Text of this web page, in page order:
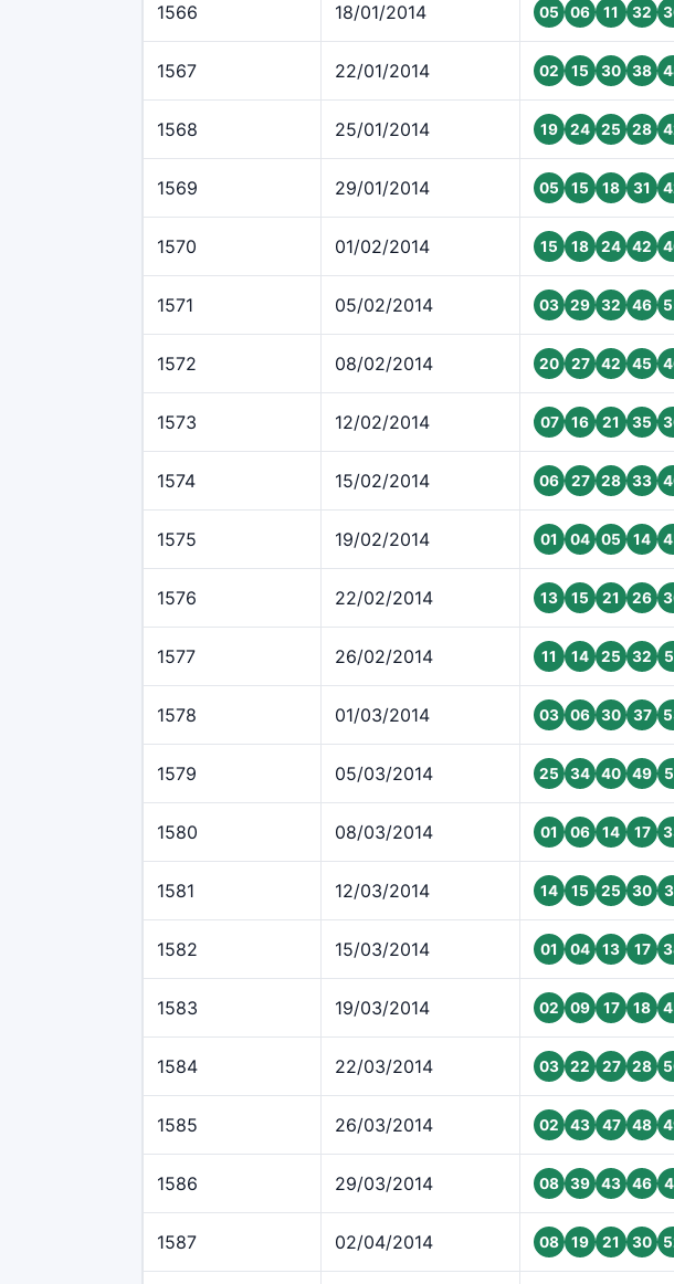
1566 18/01/2014 05 06 11 32
1567 22/01/2014 02 15 30 38
1568 25/01/2014 19 24 25 28
1569 29/01/2014 05 15 18 31
1570 01/02/2014 15 18 24 42
1571 05/02/2014 03 29 32 46
1572 08/02/2014 20 27 42 45
1573 12/02/2014 07 16 21 35
1574 15/02/2014 06 27 28 33
1575 19/02/2014 01 04 05 14
1576 22/02/2014 13 15 21 26
1577 26/02/2014 11 14 25 32
1578 01/03/2014 03 06 30 37
1579 05/03/2014 25 34 40 49
1580 08/03/2014 01 06 14 17
1581 12/03/2014 14 15 25 30
1582 15/03/2014 01 04 13 17
1583 19/03/2014 02 09 17 18
1584 22/03/2014 03 22 27 28
1585 26/03/2014 02 43 47 48
1586 29/03/2014 08 39 43 46
1587 02/04/2014 08 19 21 30